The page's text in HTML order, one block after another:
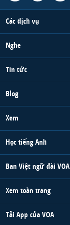
Các dịch vụ
Nghe
Tin tức
Blog
Xem
Học tiếng Anh
Ban Việt ngữ đài VOA
Xem toàn trang
Tải App của VOA